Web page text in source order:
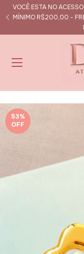
VOCÊ ESTA NO
MÍNIMO R$200,00 -
53%
OFF